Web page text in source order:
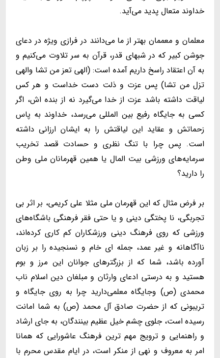
خداوند متعال پدید می‌آید.
معلمان و معممان بهتر از ما می‌دانند در فرازی ویژه در دعای
جوشن کبیر که در شبهای قدر، قرآن به سر تلاوت می‌کنیم و
به آن اعتقاد راسخ داریم آمده است: (الهی تعز من تشا والهی
تزل من تشا) پس عزت و ذلت دست خداست و هر کس
لیاقت داشته باشد عزت از خدا می‌گیرد نه از بنده اش، اگر
کسی به جایگاه رفیع بین المللی می‌رسد، خداوند به پاس
زحماتش و عقاید این لیاقتش را به ایشان ارزانی داشته
است. پس چرا با تنگ نظری و حسادت قصد تخریب
سرمایه‌های ورزشی بیت المال یا همین قهرمانان ملی وطن
را دارید؟
بر فرض مثال که این قهرمان ملی مثلا علی کریمی، بر اثر بی
تجربگی، نا پختگی دینی و یا حتی فقر فرهنگی باشگاه‌های
ورزشی که روی فرهنگ دینی ورزشکاران کم کاری کرده‌اند،
ناآگاهانه و غیر عمد، جمله ای خام و نسنجیده را بر زبان
آورده باشد، شما که از بزرگترهای جوانان این مرز و بوم
هستید و به درستی ادعای وارثان و مبلغان دین اسلام ناب
محمدی (ص) وجایگاه معلمی‌دارید چرا به روی جایگاه و
تریبونی که از حضرت صادق آل محمد (ص) به شما امانت
رسیده است، جلوی چشم خیل عظیم بینندگان، به جای ارشاد
و راهنمایی و ترویج مهم ترین فرهنگ عاشورایی که همانا
امر به معروف و نهی از منکر است، در ایام مقدس محرم با